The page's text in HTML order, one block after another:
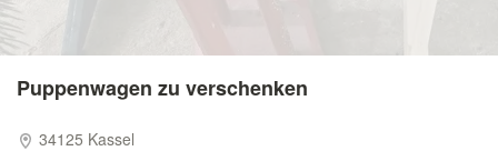
Puppenwagen zu verschenken
34125 Kassel